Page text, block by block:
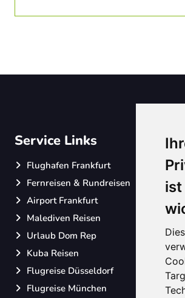
ist
Service Links
Flughafen Frankfurt
Fernreisen & Rundreisen
Airport Frankfurt
Malediven Reisen
Urlaub Dom Rep
Kuba Reisen
Flugreise Düsseldorf
Flugreise München